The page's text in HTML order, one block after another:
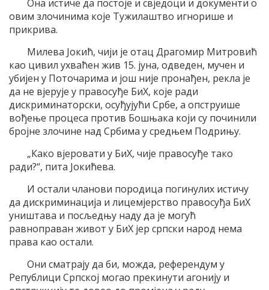
Она истиче да постоје и свједоци и документи о
овим злочинима које Тужилаштво игнорише и
прикрива.
Милева Јокић, чији је отац Драгомир Митровић
као цивил ухваћен жив 15. јуна, одведен, мучен и
убијен у Поточарима и још није пронађен, рекла је
да не вјерује у правосуђе БиХ, које ради
дискриминаторски, осуђујући Србе, а опструише
вођење процеса против Бошњака који су починили
бројне злочине над Србима у средњем Подрињу.
„Како вјеровати у БиХ, чије правосуђе тако
ради?“, пита Јокићева.
И остали чланови породица погинулих истичу
да дискриминација и лицемјерство правосуђа БиХ
уништава и посљедњу наду да је могућ
равноправан живот у БиХ јер српски народ нема
права као остали.
Они сматрају да би, можда, референдум у
Републици Српској могао прекинути агонију и